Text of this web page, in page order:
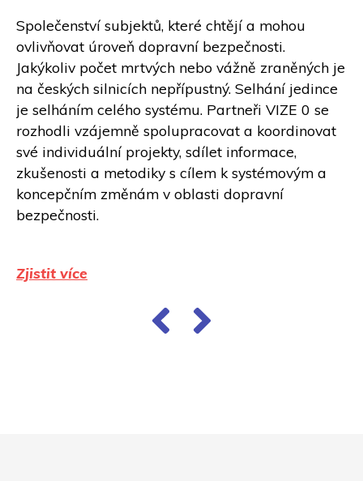
Společenství subjektů, které chtějí a mohou
ovlivňovat úroveň dopravní bezpečnosti.
Jakýkoliv počet mrtvých nebo vážně zraněných je
na českých silnicích nepřípustný. Selhání jedince
je selháním celého systému. Partneři VIZE 0 se
rozhodli vzájemně spolupracovat a koordinovat
své individuální projekty, sdílet informace,
zkušenosti a metodiky s cílem k systémovým a
koncepčním změnám v oblasti dopravní
bezpečnosti.
Zjistit více